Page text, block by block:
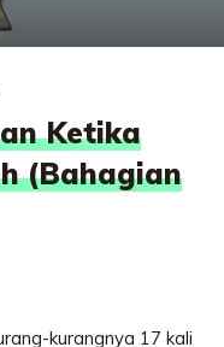
Ketika
(Bahagian
kurangnya 17 kali